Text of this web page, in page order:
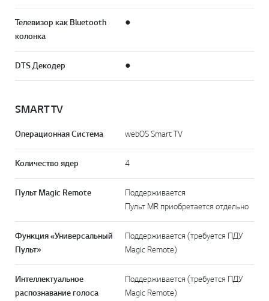
Телевизор как Bluetooth
колонка
●
DTS Декодер ●
SMART TV
Операционная Система webOS Smart TV
Количество ядер 4
Пульт Magic Remote
Поддерживается
Пульт MR приобретается отдельно
Функция «Универсальный
Пульт»
Поддерживается (требуется ПДУ
Magic Remote)
Интеллектуальное
распознавание голоса
Поддерживается (требуется ПДУ
Magic Remote)